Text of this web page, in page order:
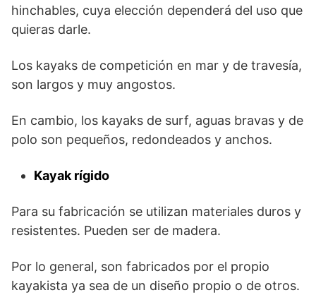
hinchables, cuya elección dependerá del uso que
quieras darle.
Los kayaks de competición en mar y de travesía,
son largos y muy angostos.
En cambio, los kayaks de surf, aguas bravas y de
polo son pequeños, redondeados y anchos.
Kayak rígido
Para su fabricación se utilizan materiales duros y
resistentes. Pueden ser de madera.
Por lo general, son fabricados por el propio
kayakista ya sea de un diseño propio o de otros.